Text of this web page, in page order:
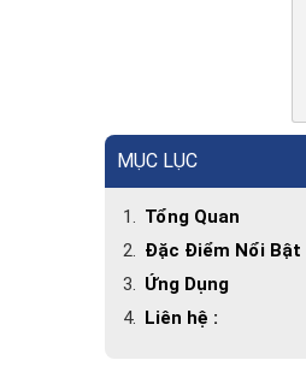
MỤC LỤC
Tổng Quan
Đặc Điểm Nổi Bật
Ứng Dụng
Liên hệ :